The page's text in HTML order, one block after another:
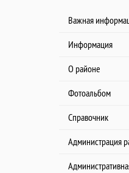
Важная
Информация
О районе
Фотоальбом
Справочник
Администрация